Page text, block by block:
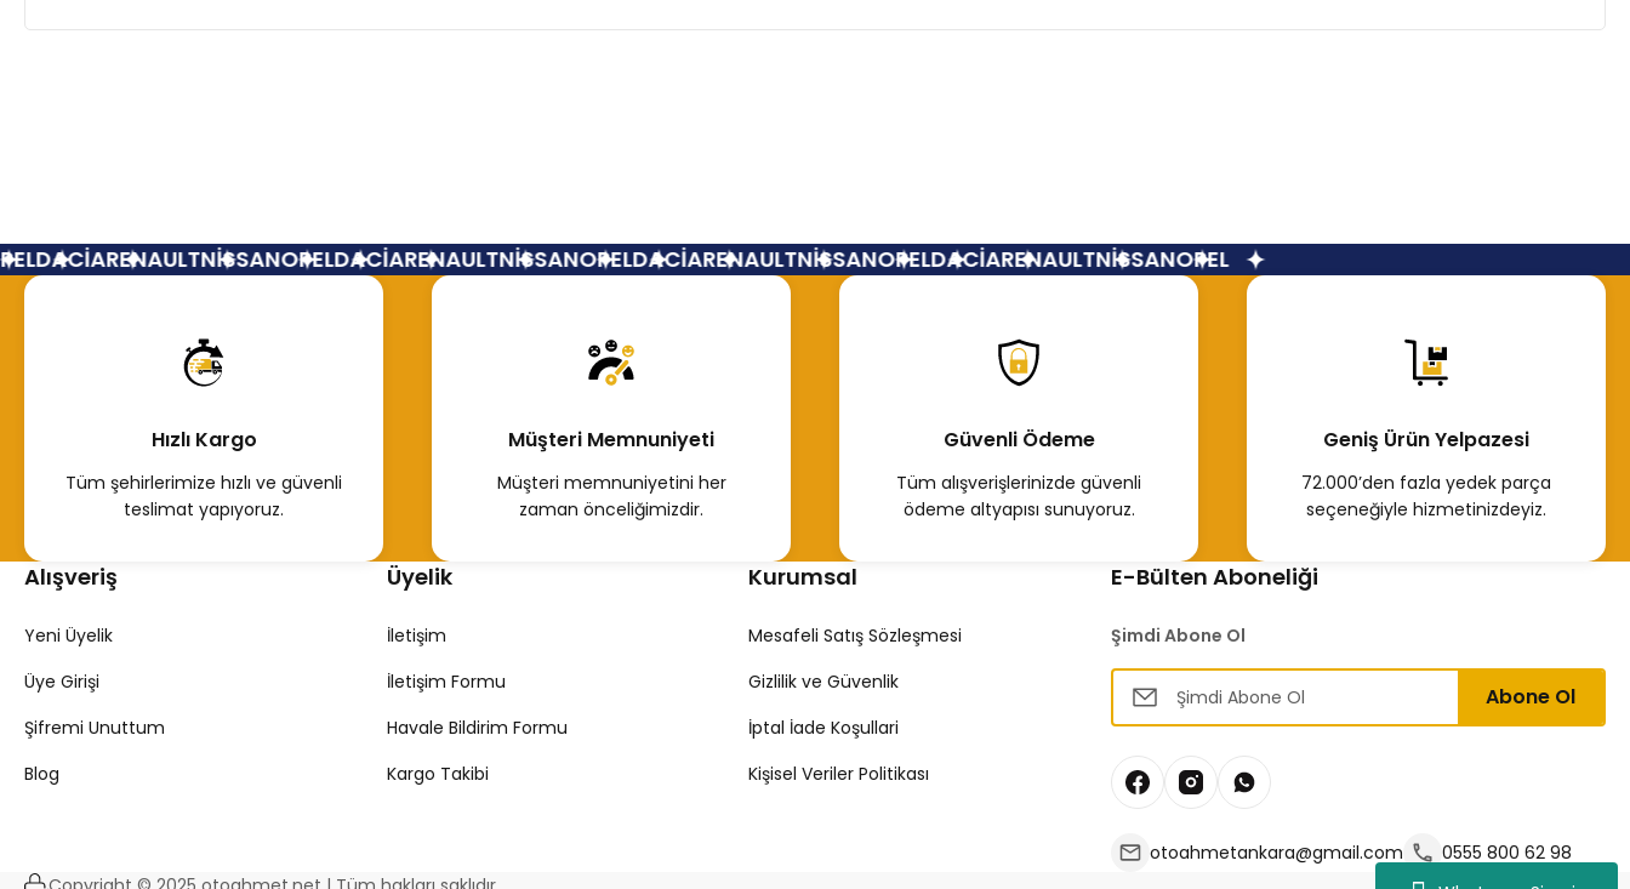
DACİARENAULTNİSSANOPELDACİARENAULTNİSSANOPELDACİARENAULTNİSSANOPELDACİARENAULTNİSSANOPEL
Hızlı Kargo
Tüm şehirlerimize hızlı ve güvenli
teslimat yapıyoruz.
Müşteri Memnuniyeti
Müşteri memnuniyetini her
zaman önceliğimizdir.
Güvenli Ödeme
Tüm alışverişlerinizde güvenli
ödeme altyapısı sunuyoruz.
Geniş Ürün Yelpazesi
72.000’den fazla yedek parça
seçeneğiyle hizmetinizdeyiz.
Alışveriş
Yeni Üyelik
Üye Girişi
Şifremi Unuttum
Blog
Üyelik
İletişim
İletişim Formu
Havale Bildirim Formu
Kargo Takibi
Kurumsal
Mesafeli Satış Sözleşmesi
Gizlilik ve Güvenlik
İptal İade Koşullari
Kişisel Veriler Politikası
E-Bülten Aboneliği
Şimdi Abone Ol
Abone Ol
otoahmetankara@gmail.com
0555 800 62 98